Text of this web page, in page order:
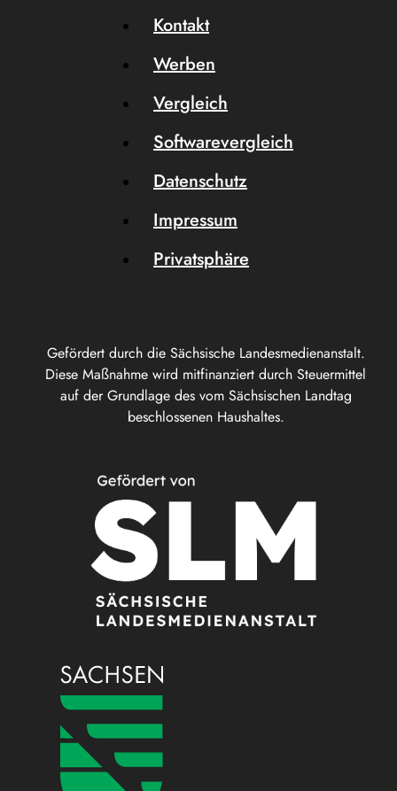
Gefördert durch die Sächsische Landesmedienanstalt.
Diese Maßnahme wird mitfinanziert durch Steuermittel
auf der Grundlage des vom Sächsischen Landtag
beschlossenen Haushaltes.
Kontakt
Werben
Vergleich
Softwarevergleich
Datenschutz
Impressum
Privatsphäre